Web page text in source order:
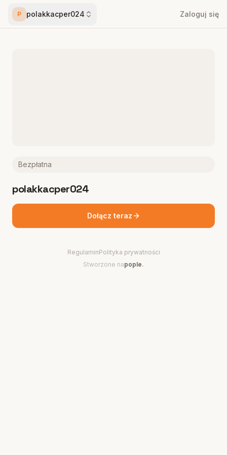
P polakkacper024 Zaloguj się
Bezpłatna
polakkacper024
Dołącz teraz
RegulaminPolityka prywatności
Stworzone napople.